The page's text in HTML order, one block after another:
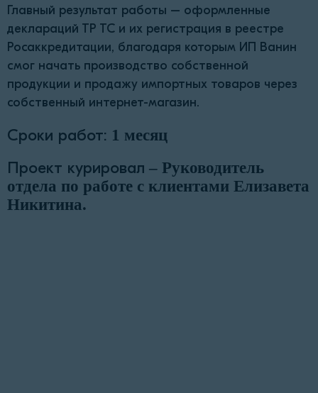
Главный результат работы – оформленные
деклараций ТР ТС и их регистрация в реестре
Росаккредитации, благодаря которым ИП Ванин
смог начать производство собственной
продукции и продажу импортных товаров через
собственный интернет-магазин.
Сроки работ: 1 месяц
Проект курировал – Руководитель
отдела по работе с клиентами Елизавета
Никитина.